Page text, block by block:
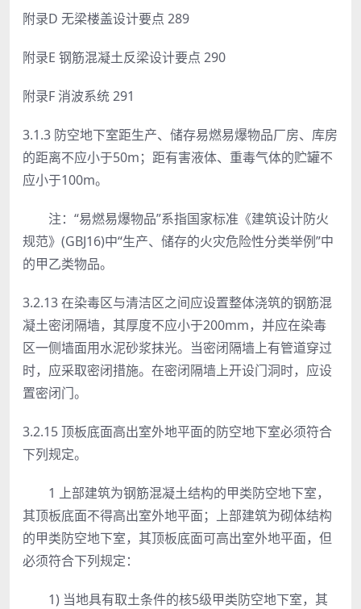
附录D 无梁楼盖设计要点 289
附录E 钢筋混凝土反梁设计要点 290
附录F 消波系统 291
3.1.3 防空地下室距生产、储存易燃易爆物品厂房、库房
的距离不应小于50m；距有害液体、重毒气体的贮罐不
应小于100m。
注：“易燃易爆物品”系指国家标准《建筑设计防火
规范》(GBJ16)中“生产、储存的火灾危险性分类举例”中
的甲乙类物品。
3.2.13 在染毒区与清洁区之间应设置整体浇筑的钢筋混
凝土密闭隔墙，其厚度不应小于200mm，并应在染毒
区一侧墙面用水泥砂浆抹光。当密闭隔墙上有管道穿过
时，应采取密闭措施。在密闭隔墙上开设门洞时，应设
置密闭门。
3.2.15顶板底面高出室外地平面的防空地下室必须符合
下列规定。
1 上部建筑为钢筋混凝土结构的甲类防空地下室，
其顶板底面不得高出室外地平面；上部建筑为砌体结构
的甲类防空地下室，其顶板底面可高出室外地平面，但
必须符合下列规定：
1) 当地具有取土条件的核5级甲类防空地下室，其